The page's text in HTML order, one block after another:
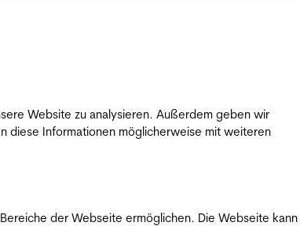
Website zu analysieren. Außerdem geben wir
diese Informationen möglicherweise mit weiteren
der Webseite ermöglichen. Die Webseite kann